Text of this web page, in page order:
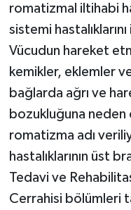
romatizmal iltihabi
sistemi
Vücudun hareket
kemikler, eklemler
bağlarda ağrı ve
bozukluğuna neden
romatizma adı
hastalıklarının üst
Tedavi ve
Cerrahisi bölümleri